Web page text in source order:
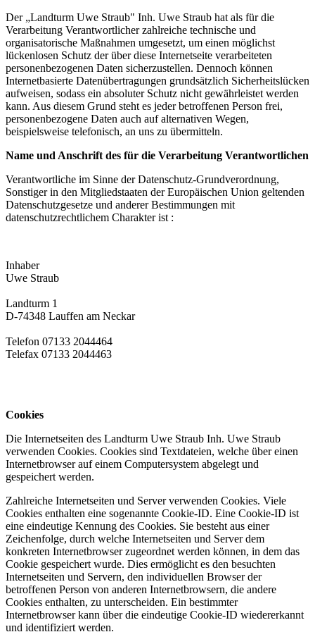
Der „Landturm Uwe Straub" Inh. Uwe Straub hat als für die
Verarbeitung Verantwortlicher zahlreiche technische und
organisatorische Maßnahmen umgesetzt, um einen möglichst
lückenlosen Schutz der über diese Internetseite verarbeiteten
personenbezogenen Daten sicherzustellen. Dennoch können
Internetbasierte Datenübertragungen grundsätzlich Sicherheitslücken
aufweisen, sodass ein absoluter Schutz nicht gewährleistet werden
kann. Aus diesem Grund steht es jeder betroffenen Person frei,
personenbezogene Daten auch auf alternativen Wegen,
beispielsweise telefonisch, an uns zu übermitteln.
Name und Anschrift des für die Verarbeitung Verantwortlichen
Verantwortliche im Sinne der Datenschutz-Grundverordnung,
Sonstiger in den Mitgliedstaaten der Europäischen Union geltenden
Datenschutzgesetze und anderer Bestimmungen mit
datenschutzrechtlichem Charakter ist :
Inhaber
Uwe Straub
Landturm 1
D-74348 Lauffen am Neckar
Telefon 07133 2044464
Telefax 07133 2044463
Cookies
Die Internetseiten des Landturm Uwe Straub Inh. Uwe Straub
verwenden Cookies. Cookies sind Textdateien, welche über einen
Internetbrowser auf einem Computersystem abgelegt und
gespeichert werden.
Zahlreiche Internetseiten und Server verwenden Cookies. Viele
Cookies enthalten eine sogenannte Cookie-ID. Eine Cookie-ID ist
eine eindeutige Kennung des Cookies. Sie besteht aus einer
Zeichenfolge, durch welche Internetseiten und Server dem
konkreten Internetbrowser zugeordnet werden können, in dem das
Cookie gespeichert wurde. Dies ermöglicht es den besuchten
Internetseiten und Servern, den individuellen Browser der
betroffenen Person von anderen Internetbrowsern, die andere
Cookies enthalten, zu unterscheiden. Ein bestimmter
Internetbrowser kann über die eindeutige Cookie-ID wiedererkannt
und identifiziert werden.